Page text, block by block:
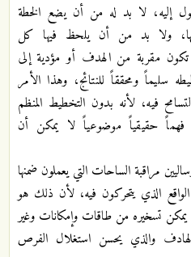
إليه، لا بد له من أن يضع الخطة
ولا بد من أن يلحظ فيها كل
تكون مقربة من الهدف أو مؤدية إلى
سليماً ومحققاً للنتائج، وهذا الأمر
فيه، لأنه بدون التخطيط المنظم
فهماً حقيقياً موضوعياً لا يمكن أن
مراقبة الساحات التي يعملون ضمنها
الذي يتحركون فيه، لأن ذلك هو
تسخيره من طاقات وإمكانات وغير
والذي يحسن استغلال الفرص